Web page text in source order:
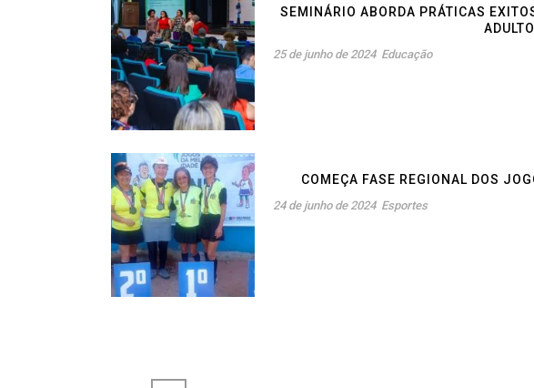
SEMINÁRIO ABORDA PRÁTICAS
25 de junho de 2024 Educação
COMEÇA FASE REGIONAL DOS
24 de junho de 2024 Esportes